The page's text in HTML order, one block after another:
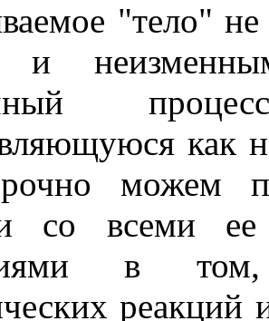
"тело" не
и
как
можем
со всеми
в
реакций